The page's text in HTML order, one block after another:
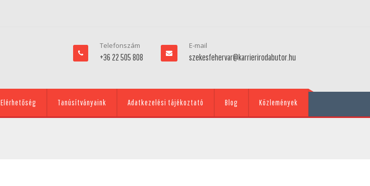
Telefonszám
+36 22 505 808
E-mail
szekesfehervar@karrierirodabutor.hu
Elérhetőség Tanúsítványaink Adatkezelési tájékoztató Blog Közlemények